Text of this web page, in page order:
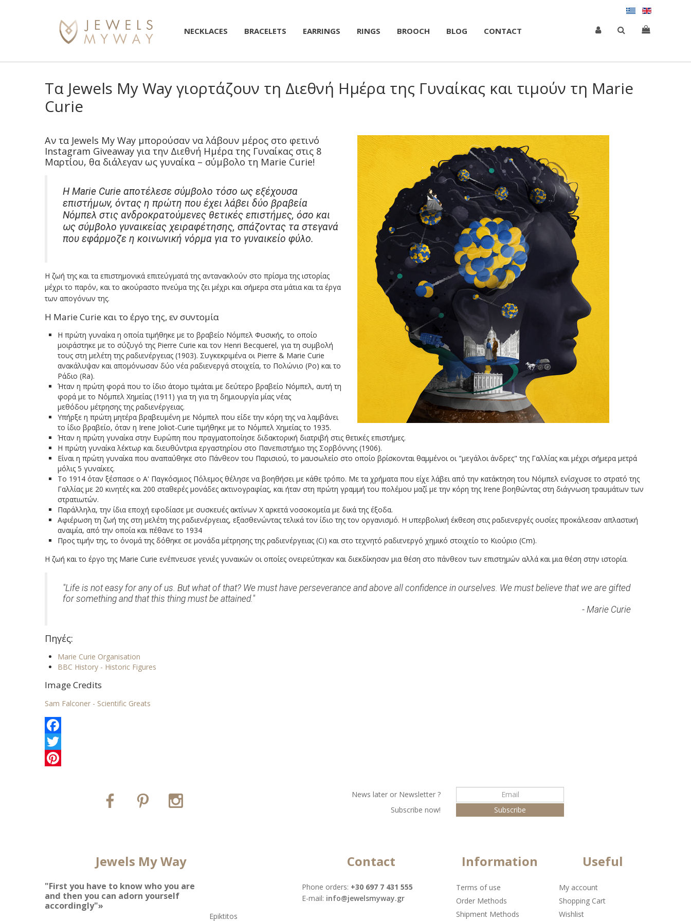
NECKLACES BRACELETS EARRINGS RINGS BROOCH BLOG CONTACT
Τα Jewels My Way γιορτάζουν τη Διεθνή Ημέρα της Γυναίκας και τιμούν τη Marie
Curie
Αν τα Jewels My Way μπορούσαν να λάβουν μέρος στο φετινό
Instagram Giveaway για την Διεθνή Ημέρα της Γυναίκας στις 8
Μαρτίου, θα διάλεγαν ως γυναίκα – σύμβολο τη Marie Curie!
Η Marie Curie αποτέλεσε σύμβολο τόσο ως εξέχουσα
επιστήμων, όντας η πρώτη που έχει λάβει δύο βραβεία
Νόμπελ στις ανδροκρατούμενες θετικές επιστήμες, όσο και
ως σύμβολο γυναικείας χειραφέτησης, σπάζοντας τα στεγανά
που εφάρμοζε η κοινωνική νόρμα για το γυναικείο φύλο.
Η ζωή της και τα επιστημονικά επιτεύγματά της αντανακλούν στο πρίσμα της ιστορίας
μέχρι το παρόν, και το ακούραστο πνεύμα της ζει μέχρι και σήμερα στα μάτια και τα έργα
των απογόνων της.
Η Marie Curie και το έργο της, εν συντομία
Η πρώτη γυναίκα η οποία τιμήθηκε με το βραβείο Νόμπελ Φυσικής, το οποίο
μοιράστηκε με το σύζυγό της Pierre Curie και τον Henri Becquerel, για τη συμβολή
τους στη μελέτη της ραδιενέργειας (1903). Συγκεκριμένα οι Pierre & Marie Curie
ανακάλυψαν και απομόνωσαν δύο νέα ραδιενεργά στοιχεία, το Πολώνιο (Po) και το
Ράδιο (Ra).
Ήταν η πρώτη φορά που το ίδιο άτομο τιμάται με δεύτερο βραβείο Νόμπελ, αυτή τη
φορά με το Νόμπελ Χημείας (1911) για τη για τη δημιουργία μίας νέας
μεθόδου μέτρησης της ραδιενέργειας.
Υπήρξε η πρώτη μητέρα βραβευμένη με Νόμπελ που είδε την κόρη της να λαμβάνει
το ίδιο βραβείο, όταν η Irene Joliot-Curie τιμήθηκε με το Νόμπελ Χημείας το 1935.
Ήταν η πρώτη γυναίκα στην Ευρώπη που πραγματοποίησε διδακτορική διατριβή στις θετικές επιστήμες.
Η πρώτη γυναίκα λέκτωρ και διευθύντρια εργαστηρίου στο Πανεπιστήμιο της Σορβόννης (1906).
Είναι η πρώτη γυναίκα που αναπαύθηκε στο Πάνθεον του Παρισιού, το μαυσωλείο στο οποίο βρίσκονται θαμμένοι οι "μεγάλοι άνδρες" της Γαλλίας και μέχρι σήμερα μετρά
μόλις 5 γυναίκες.
Το 1914 όταν ξέσπασε ο Α' Παγκόσμιος Πόλεμος θέλησε να βοηθήσει με κάθε τρόπο. Με τα χρήματα που είχε λάβει από την κατάκτηση του Νόμπελ ενίσχυσε το στρατό της
Γαλλίας με 20 κινητές και 200 σταθερές μονάδες ακτινογραφίας, και ήταν στη πρώτη γραμμή του πολέμου μαζί με την κόρη της Irene βοηθώντας στη διάγνωση τραυμάτων των
στρατιωτών.
Παράλληλα, την ίδια εποχή εφοδίασε με συσκευές ακτίνων Χ αρκετά νοσοκομεία με δικά της έξοδα.
Αφιέρωση τη ζωή της στη μελέτη της ραδιενέργειας, εξασθενώντας τελικά τον ίδιο της τον οργανισμό. Η υπερβολική έκθεση στις ραδιενεργές ουσίες προκάλεσαν απλαστική
αναιμία, από την οποία και πέθανε το 1934
Προς τιμήν της, το όνομά της δόθηκε σε μονάδα μέτρησης της ραδιενέργειας (Ci) και στο τεχνητό ραδιενεργό χημικό στοιχείο το Κιούριο (Cm).
Η ζωή και το έργο της Marie Curie ενέπνευσε γενιές γυναικών οι οποίες ονειρεύτηκαν και διεκδίκησαν μια θέση στο πάνθεον των επιστημών αλλά και μια θέση στην ιστορία.
"Life is not easy for any of us. But what of that? We must have perseverance and above all confidence in ourselves. We must believe that we are gifted
for something and that this thing must be attained."
- Marie Curie
Πηγές:
Marie Curie Organisation
BBC History - Historic Figures
Image Credits
Sam Falconer - Scientific Greats
Facebook
Twitter
Νews later or Νewsletter ?
Subscribe now!
Jewels My Way
"First you have to know who you are
and then you can adorn yourself
accordingly"»
Epiktitos
Contact
Phone orders: +30 697 7 431 555
Ε-mail: info@jewelsmyway.gr
Information
Terms of use
Order Methods
Shipment Methods
Useful
My account
Shopping Cart
Wishlist